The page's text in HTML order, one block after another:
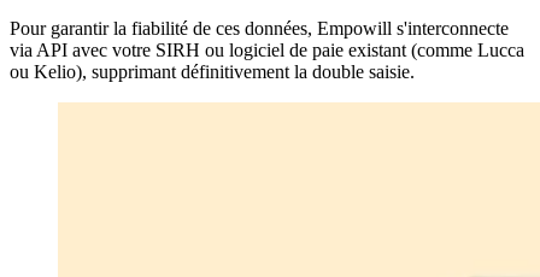
Pour garantir la fiabilité de ces données, Empowill s'interconnecte
via API avec votre SIRH ou logiciel de paie existant (comme Lucca
ou Kelio), supprimant définitivement la double saisie.